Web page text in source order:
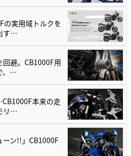
の実用域トルクを
す…
避。CB1000F用
、…
本来の走
リ…
ーン!!」CB1000F